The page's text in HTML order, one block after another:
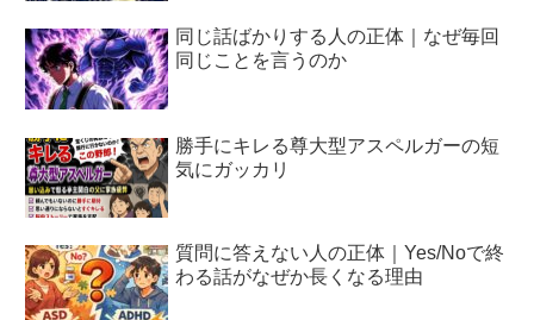
同じ話ばかりする人の正体｜なぜ毎回
同じことを言うのか
勝手にキレる尊大型アスペルガーの短
気にガッカリ
質問に答えない人の正体｜Yes/Noで終
わる話がなぜか長くなる理由